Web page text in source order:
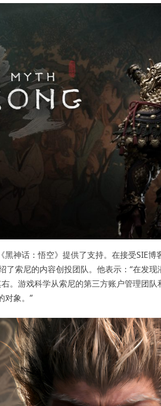
神话：悟空》提供了支持。在接受SIE
了索尼的内容创投团队。他表示：“在发
。游戏科学从索尼的第三方账户管理团
对象。”